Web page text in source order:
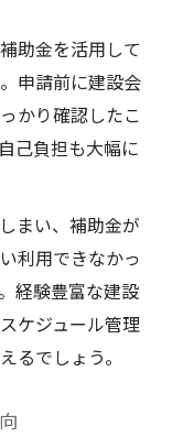
助金を活用して
申請前に建設会
かり確認したこ
己負担も大幅に
まい、補助金が
利用できなかっ
経験豊富な建設
ケジュール管理
るでしょう。